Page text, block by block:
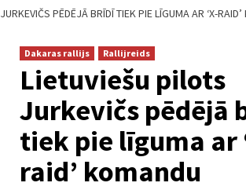
JURKEVIČS PĒDĒJĀ BRĪDĪ TIEK PIE LĪGUMA AR ‘X-
Dakaras rallijs Rallijreids
Lietuviešu pilots
Jurkevičs pēdējā
tiek pie līguma ar
raid’ komandu